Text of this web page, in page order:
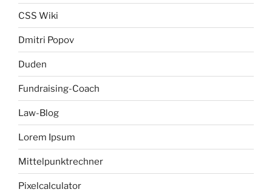
CSS Wiki
Dmitri Popov
Duden
Fundraising-Coach
Law-Blog
Lorem Ipsum
Mittelpunktrechner
Pixelcalculator